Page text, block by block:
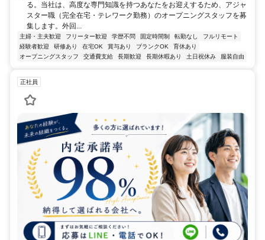
る。当社は、高度な専門知識を持つあなたをお迎えするため、アジャ
スター職（完全在宅・テレワーク勤務）のオープニングスタッフを募
集します。外回...
主婦・主夫歓迎 フリーター歓迎 学歴不問 固定時間制 転勤なし
フルリモート
経験者歓迎
研修あり 在宅OK 賞与あり ブランクOK
育休あり
オープニングスタッフ
交通費支給 長期歓迎 長期休暇あり 土日祝休み 服装自由
正社員